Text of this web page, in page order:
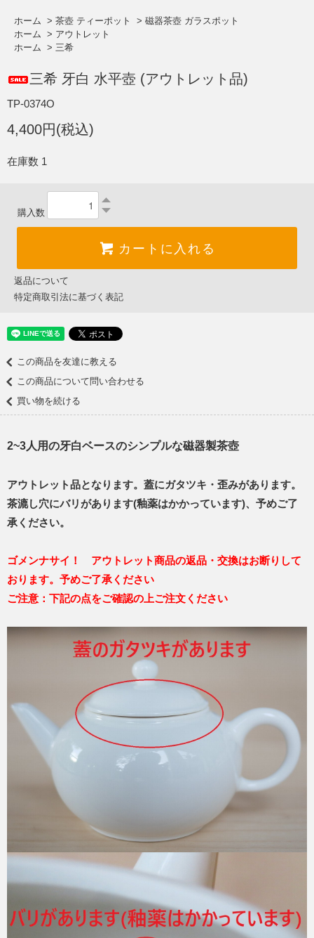
ホーム > 茶壺 ティーポット > 磁器茶壺 ガラスポット
ホーム > アウトレット
ホーム > 三希
三希 牙白 水平壺 (アウトレット品)
TP-0374O
4,400円(税込)
在庫数 1
購入数
カートに入れる
返品について
特定商取引法に基づく表記
この商品を友達に教える
この商品について問い合わせる
買い物を続ける
2~3人用の牙白ベースのシンプルな磁器製茶壺
アウトレット品となります。蓋にガタツキ・歪みがあります。
茶漉し穴にバリがあります(釉薬はかかっています)、予めご了
承ください。
ゴメンナサイ！ アウトレット商品の返品・交換はお断りして
おります。予めご了承ください
ご注意：下記の点をご確認の上ご注文ください